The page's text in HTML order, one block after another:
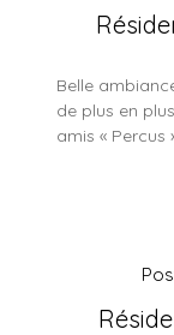
Belle
de plus en
amis « Percus